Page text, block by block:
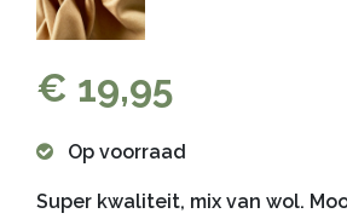
€ 19,95
Op voorraad
Super kwaliteit, mix van wol.